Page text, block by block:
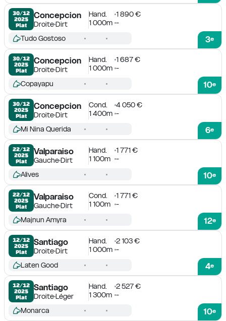
30/12
2025
Plat
Concepcion
DroiteDirt
Hand.
1 890 €
1 000m -
3e
Tudo Gostoso
30/12
2025
Plat
Concepcion
DroiteDirt
Hand.
1 687 €
1 000m -
10e
Copayapu
30/12
2025
Plat
Concepcion
DroiteDirt
Cond.
4 050 €
1 400m -
6e
Mi Nina Querida
22/12
2025
Plat
Valparaiso
GaucheDirt
Hand.
1 771 €
1 100m
-
10e
Alives
22/12
2025
Plat
Valparaiso
GaucheDirt
Cond.
1 771 €
1 100m
-
12e
Majnun Amyra
12/12
2025
Plat
Santiago
DroiteDirt
Hand.
2 103 €
1 000m -
4e
Laten Good
12/12
2025
Plat
Santiago
DroiteLéger
Hand.
2 527 €
1 300m -
10e
Monarca